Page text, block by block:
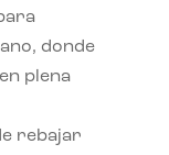
donde
plena
rebajar